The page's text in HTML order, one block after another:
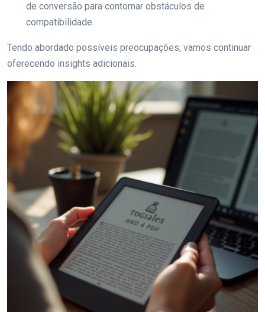
de conversão para contornar obstáculos de
compatibilidade.
Tendo abordado possíveis preocupações, vamos continuar
oferecendo insights adicionais.